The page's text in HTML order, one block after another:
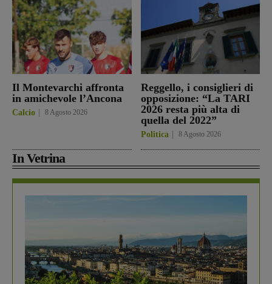
Il Montevarchi affronta
in amichevole l’Ancona
Calcio 8 Agosto 2026
Reggello, i consiglieri di
opposizione: “La TARI
2026 resta più alta di
quella del 2022”
Politica 8 Agosto 2026
In Vetrina